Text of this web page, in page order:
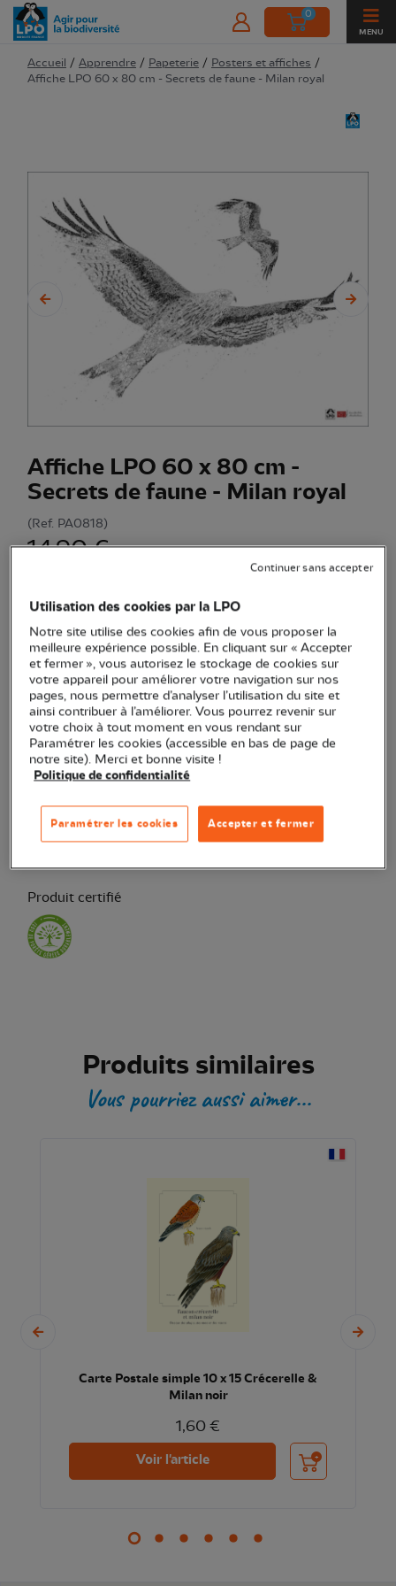
0
MENU
Accueil / Apprendre / Papeterie / Posters et affiches /
Affiche LPO 60 x 80 cm - Secrets de faune - Milan royal
Affiche LPO 60 x 80 cm -
Secrets de faune - Milan royal
(Ref. PA0818)
14,90 €
diurnes dans ce dessin poétique de Milan royal au plumage
Quantité
En stock
Ajouter au panier
Transaction sécurisée
Produit certifié
Produits similaires
Vous pourriez aussi aimer...
Carte Postale simple 10 x 15 Crécerelle &
Milan noir
1,60 €
Voir l'article Ajouter au panier
Utilisation des cookies par la LPO
Notre site utilise des cookies afin de vous proposer la
meilleure expérience possible. En cliquant sur « Accepter
et fermer », vous autorisez le stockage de cookies sur
votre appareil pour améliorer votre navigation sur nos
pages, nous permettre d’analyser l’utilisation du site et
ainsi contribuer à l’améliorer. Vous pourrez revenir sur
votre choix à tout moment en vous rendant sur
Paramétrer les cookies (accessible en bas de page de
notre site). Merci et bonne visite !
Politique de confidentialité
Accepter et fermer
Paramétrer les cookies
Continuer sans accepter